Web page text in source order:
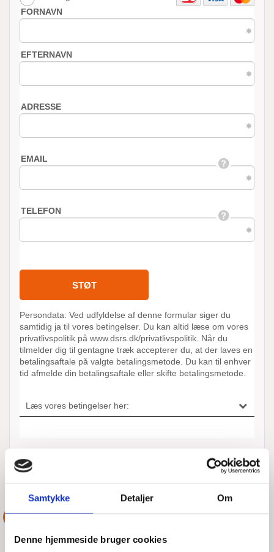
Samtykke Detaljer Om
Denne hjemmeside bruger cookies
ANDRE AKTIONER UDFØRT AF DSRS LØGSTØR
ASSISTANCE